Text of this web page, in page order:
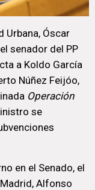
Urbana, Óscar
senador del PP
a Koldo García
Núñez Feijóo,
Operación
se
en el Senado, el
Alfonso